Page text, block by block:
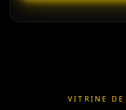
VITRINE DE